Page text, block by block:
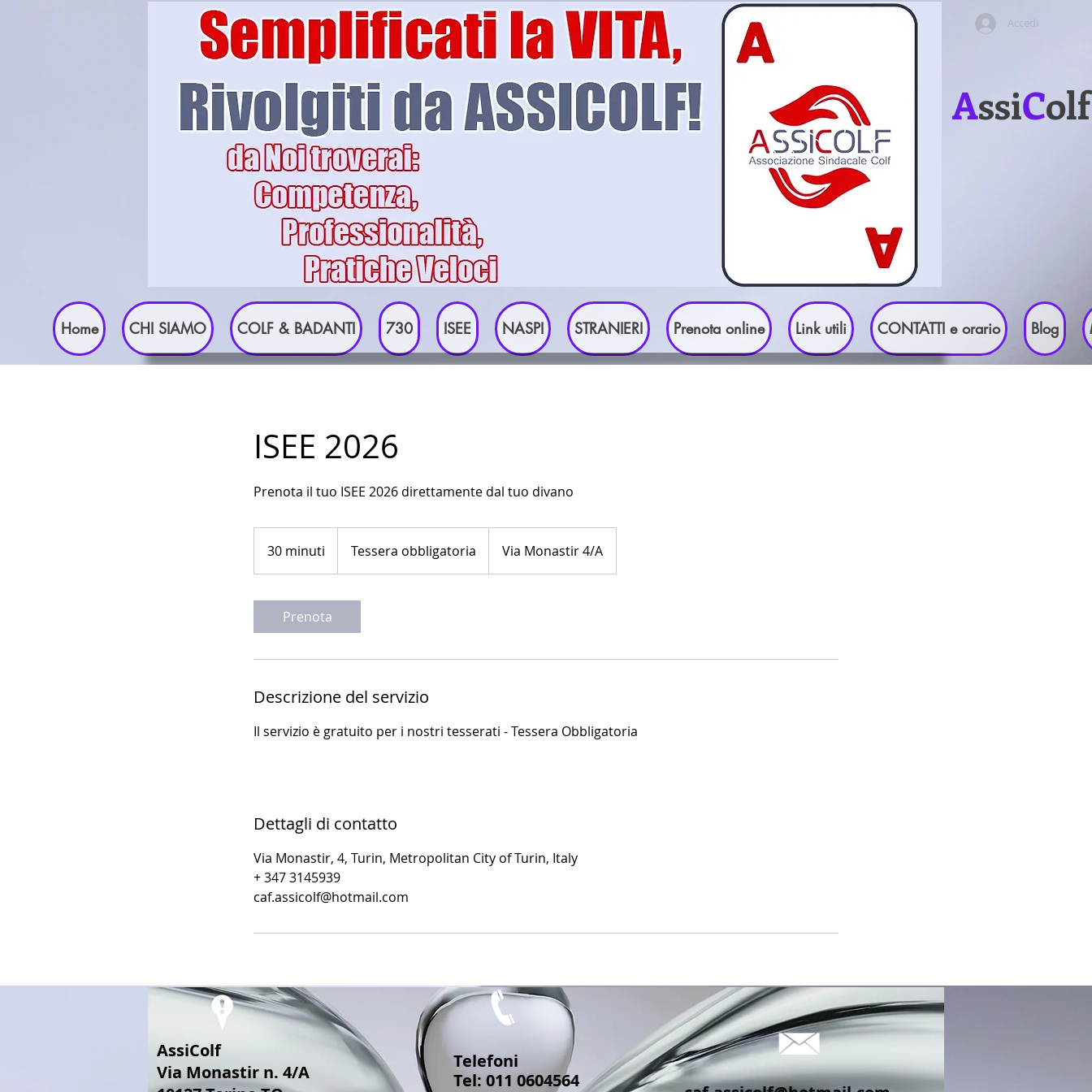
Accedi
AssiC
Home CHI SIAMO COLF & BADANTI 730 ISEE NASPI STRANIERI Prenota online Link utili CONTATTI e orario Blog
ISEE 2026
Prenota il tuo ISEE 2026 direttamente dal tuo divano
30 minuti
0
n
Tessera obbligatoria Via Monastir 4/A
Prenota
Descrizione del servizio
Il servizio è gratuito per i nostri tesserati - Tessera Obbligatoria
Dettagli di contatto
Via Monastir, 4, Turin, Metropolitan City of Turin, Italy
+ 347 3145939
caf.assicolf@hotmail.com
AssiColf
Via Monastir n. 4/A
Telefoni
Tel: 011 0604564